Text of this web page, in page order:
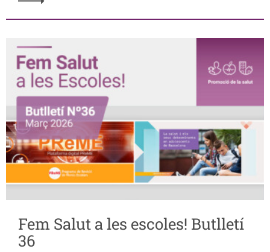
Fem Salut a les escoles! Butlletí
36